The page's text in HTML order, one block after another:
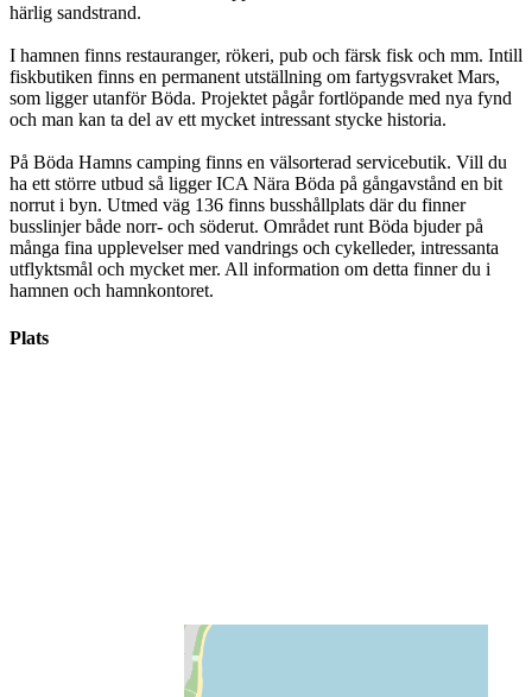
härlig sandstrand.
I hamnen finns restauranger, rökeri, pub och färsk fisk och mm. Intill
fiskbutiken finns en permanent utställning om fartygsvraket Mars,
som ligger utanför Böda. Projektet pågår fortlöpande med nya fynd
och man kan ta del av ett mycket intressant stycke historia.
På Böda Hamns camping finns en välsorterad servicebutik. Vill du
ha ett större utbud så ligger ICA Nära Böda på gångavstånd en bit
norrut i byn. Utmed väg 136 finns busshållplats där du finner
busslinjer både norr- och söderut. Området runt Böda bjuder på
många fina upplevelser med vandrings och cykelleder, intressanta
utflyktsmål och mycket mer. All information om detta finner du i
hamnen och hamnkontoret.
Plats